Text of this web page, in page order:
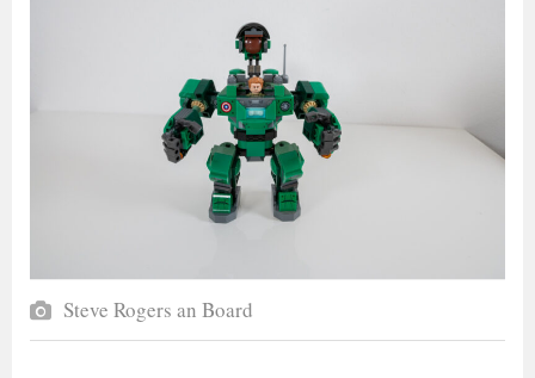
Steve Rogers an Board